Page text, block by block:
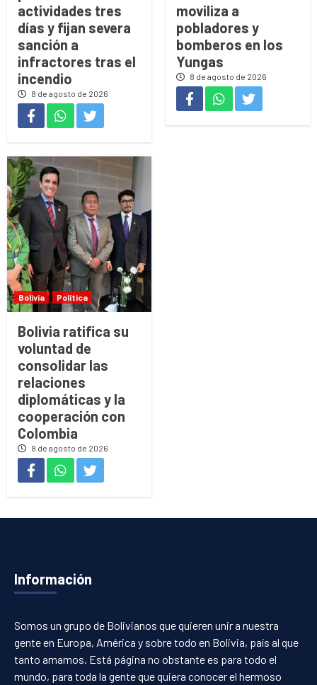
actividades tres
días y fijan severa
sanción a
infractores tras el
incendio
8 de agosto de 2026
moviliza a
pobladores y
bomberos en los
Yungas
8 de agosto de 2026
Bolivia Política
Bolivia ratifica su
voluntad de
consolidar las
relaciones
diplomáticas y la
cooperación con
Colombia
8 de agosto de 2026
Información
Somos un grupo de Bolivianos que quieren unir a nuestra
gente en Europa, América y sobre todo en Bolivia, país al que
tanto amamos. Está página no obstante es para todo el
mundo, para toda la gente que quiera conocer el hermoso